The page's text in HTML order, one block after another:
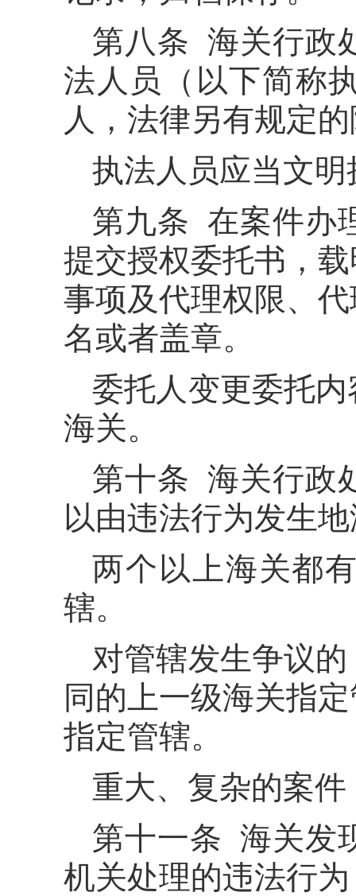
第八条 海关行政
法人员（以下简称
人，法律另有规定
执法人员应当文
第九条 在案件办
提交授权委托书，
事项及代理权限、
名或者盖章。
委托人变更委托
海关。
第十条 海关行政
以由违法行为发生
两个以上海关都
辖。
对管辖发生争议
同的上一级海关指
指定管辖。
重大、复杂的案
第十一条 海关发
机关处理的违法行